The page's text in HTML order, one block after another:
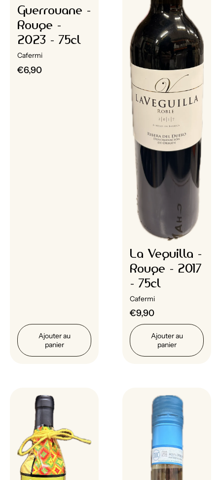
Guerrouane -
Rouge -
2023 - 75cl
Cafermi
€6,90
Ajouter au
panier
La Veguilla -
Rouge - 2017
- 75cl
Cafermi
€9,90
Ajouter au
panier